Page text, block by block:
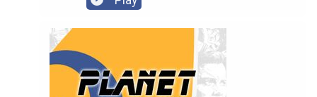
Kern und Björn Sülter.